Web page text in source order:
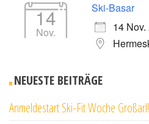
14
Nov.
Ski-Basar
14 Nov.
NEUESTE BEITRÄGE
Anmeldestart Ski-Fit Woche Großarl!